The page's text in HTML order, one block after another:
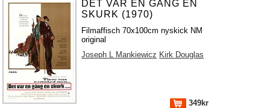
DET VAR EN GÅNG EN
SKURK (1970)
Filmaffisch 70x100cm nyskick NM
original
Joseph L Mankiewicz Kirk Douglas
349kr